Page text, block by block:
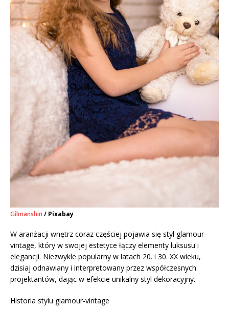
Gilmanshin / Pixabay
W aranżacji wnętrz coraz częściej pojawia się styl glamour-
vintage, który w swojej estetyce łączy elementy luksusu i
elegancji. Niezwykle popularny w latach 20. i 30. XX wieku,
dzisiaj odnawiany i interpretowany przez współczesnych
projektantów, dając w efekcie unikalny styl dekoracyjny.
Historia stylu glamour-vintage